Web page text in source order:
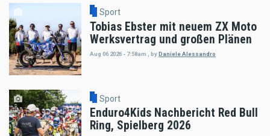
Sport
Tobias Ebster mit neuem ZX Moto
Werksvertrag und großen Plänen
Aug 06 2026 - 7:58am byDaniele Alessandro
Sport
Enduro4Kids Nachbericht Red Bull
Ring, Spielberg 2026